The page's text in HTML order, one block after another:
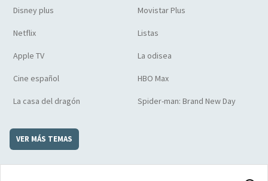
Disney plus Movistar Plus
Netflix Listas
Apple TV La odisea
Cine español HBO Max
La casa del dragón Spider-man: Brand New Day
VER MÁS TEMAS